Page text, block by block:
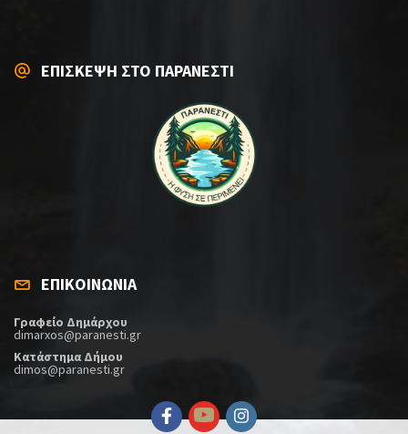
ΕΠΙΣΚΕΨΗ ΣΤΟ ΠΑΡΑΝΕΣΤΙ
ΕΠΙΚΟΙΝΩΝΙΑ
Γραφείο Δημάρχου
dimarxos@paranesti.gr
Κατάστημα Δήμου
dimos@paranesti.gr